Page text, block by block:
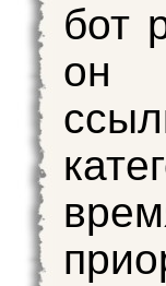
бот
он